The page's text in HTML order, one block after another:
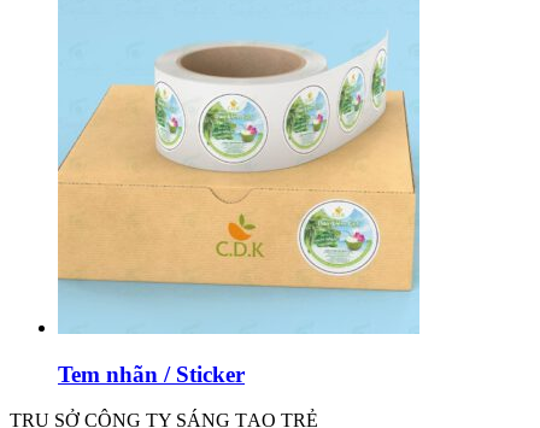
Tem nhãn / Sticker
TRỤ SỞ CÔNG TY SÁNG TẠO TRẺ